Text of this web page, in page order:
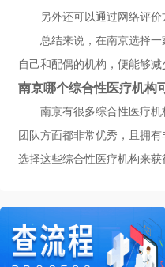
另外还可以通过网络评
总结来说，在南京选择
自己和配偶的机构，便能够
南京哪个综合性医疗机构
南京有很多综合性医疗机
团队方面都非常优秀，且拥
选择这些综合性医疗机构来获